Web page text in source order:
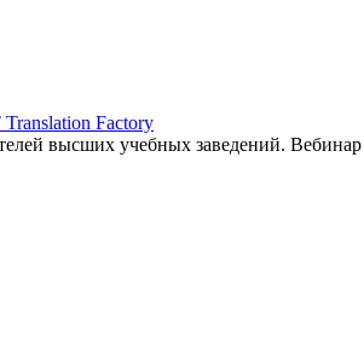
Factory
высших учебных заведений. Вебинар